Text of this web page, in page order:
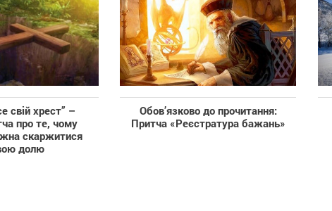
свій хрест” –
про те, чому
скаржитися
долю
Обов’язково до прочитання:
Притча «Реєстратура бажань»